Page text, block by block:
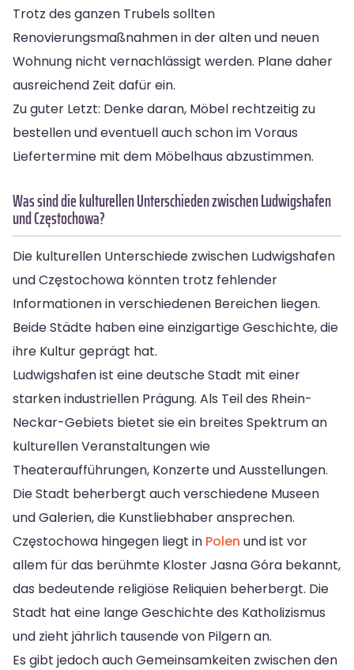
Trotz des ganzen Trubels sollten
Renovierungsmaßnahmen in der alten und neuen
Wohnung nicht vernachlässigt werden. Plane daher
ausreichend Zeit dafür ein.
Zu guter Letzt: Denke daran, Möbel rechtzeitig zu
bestellen und eventuell auch schon im Voraus
Liefertermine mit dem Möbelhaus abzustimmen.
Was sind die kulturellen Unterschieden zwischen Ludwigshafen
und Częstochowa?
Die kulturellen Unterschiede zwischen Ludwigshafen
und Częstochowa könnten trotz fehlender
Informationen in verschiedenen Bereichen liegen.
Beide Städte haben eine einzigartige Geschichte, die
ihre Kultur geprägt hat.
Ludwigshafen ist eine deutsche Stadt mit einer
starken industriellen Prägung. Als Teil des Rhein-
Neckar-Gebiets bietet sie ein breites Spektrum an
kulturellen Veranstaltungen wie
Theateraufführungen, Konzerte und Ausstellungen.
Die Stadt beherbergt auch verschiedene Museen
und Galerien, die Kunstliebhaber ansprechen.
Częstochowa hingegen liegt in Polen und ist vor
allem für das berühmte Kloster Jasna Góra bekannt,
das bedeutende religiöse Reliquien beherbergt. Die
Stadt hat eine lange Geschichte des Katholizismus
und zieht jährlich tausende von Pilgern an.
Es gibt jedoch auch Gemeinsamkeiten zwischen den